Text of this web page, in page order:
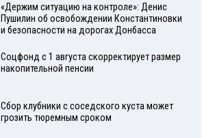
«Держим ситуацию на контроле»: Денис
Пушилин об освобождении Константиновки
и безопасности на дорогах Донбасса
Соцфонд с 1 августа скорректирует размер
накопительной пенсии
Сбор клубники с соседского куста может
грозить тюремным сроком